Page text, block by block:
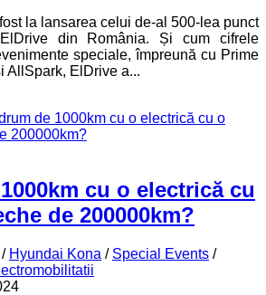
la lansarea celui de-al 500-lea punct
din România. Și cum cifrele
speciale, împreună cu Prime
AllSpark, ElDrive a...
cu o electrică cu
de 200000km?
/ Hyundai Kona / Special Events /